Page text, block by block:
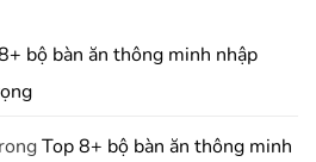
Tích
Dụng
Vẫn
Và
Lượng
Uy
Nhất
Phía
bộ bàn ăn thông minh nhập
Top 8+ bộ bàn ăn thông minh